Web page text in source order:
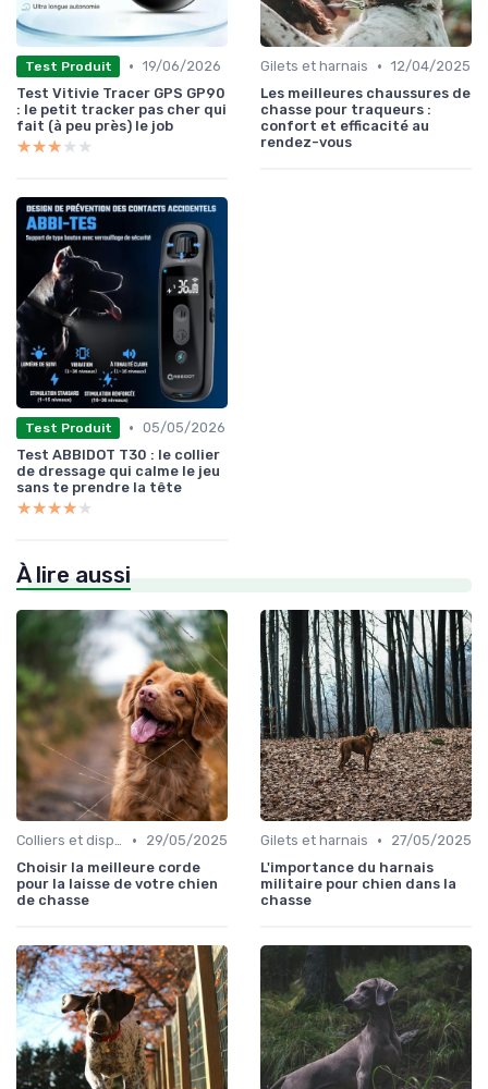
Test Produit • 19/06/2026
Test Vitivie Tracer GPS GP90
: le petit tracker pas cher qui
fait (à peu près) le job
★★★★★
★★★★★
Gilets et harnais • 12/04/2025
Les meilleures chaussures de
chasse pour traqueurs :
confort et efficacité au
rendez-vous
Test Produit • 05/05/2026
Test ABBIDOT T30 : le collier
de dressage qui calme le jeu
sans te prendre la tête
★★★★★
★★★★★
À lire aussi
Colliers et dispositifs de suivi •
29/05/2025
Choisir la meilleure corde
pour la laisse de votre chien
de chasse
Gilets et harnais •
27/05/2025
L'importance du harnais
militaire pour chien dans la
chasse